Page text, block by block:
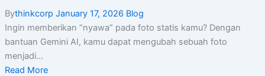
Bythinkcorp January 17, 2026 Blog
Ingin memberikan “nyawa” pada foto statis kamu? Dengan
bantuan Gemini AI, kamu dapat mengubah sebuah foto
menjadi...
Read More